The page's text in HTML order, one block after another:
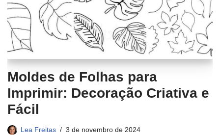
Moldes de Folhas para
Imprimir: Decoração Criativa e
Fácil
Lea Freitas 3 de novembro de 2024